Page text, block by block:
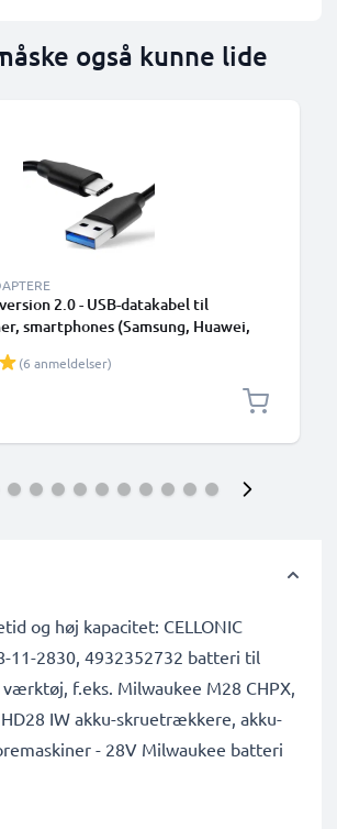
også kunne lide
2.0 - USB-datakabel til
smartphones (Samsung, Huawei,
mange flere - 1,0m 3A-
USB Type C-stik
(6 anmeldelser)
og høj kapacitet: CELLONIC
11-2830, 4932352732 batteri til
f.eks. Milwaukee M28 CHPX,
HD28 IW akku-skruetrækkere, akku-
- 28V Milwaukee batteri